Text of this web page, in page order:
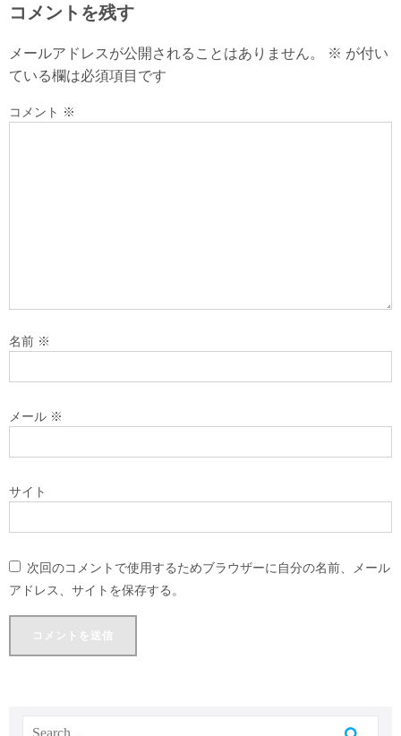
コメントを残す
メールアドレスが公開されることはありません。 ※ が付い
ている欄は必須項目です
コメント ※
名前 ※
メール ※
サイト
次回のコメントで使用するためブラウザーに自分の名前、メール
アドレス、サイトを保存する。